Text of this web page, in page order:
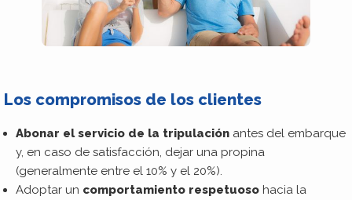
Los compromisos de los clientes
Abonar el servicio de la tripulación antes del embarque
y, en caso de satisfacción, dejar una propina
(generalmente entre el 10% y el 20%).
Adoptar un comportamiento respetuoso hacia la